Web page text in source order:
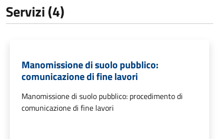
Servizi (4)
Manomissione di suolo pubblico:
comunicazione di fine lavori
Manomissione di suolo pubblico: procedimento di
comunicazione di fine lavori